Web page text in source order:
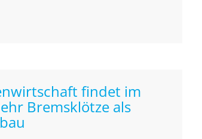
findet im
Bremsklötze als